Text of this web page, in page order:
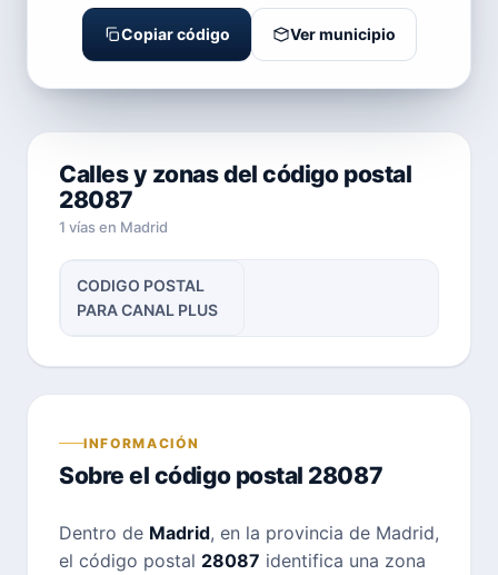
Copiar código Ver municipio
Calles y zonas del código postal
28087
1 vías en Madrid
CODIGO POSTAL
PARA CANAL PLUS
INFORMACIÓN
Sobre el código postal 28087
Dentro de Madrid, en la provincia de Madrid,
el código postal 28087 identifica una zona